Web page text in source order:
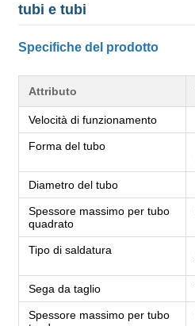
tubi e tubi
Specifiche del prodotto
Attributo
Velocità di funzionamento
Forma del tubo
Diametro del tubo
Spessore massimo per tubo
quadrato
Tipo di saldatura
Sega da taglio
Spessore massimo per tubo